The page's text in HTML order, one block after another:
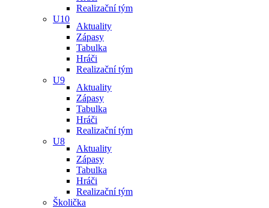
Realizační tým
U10
Aktuality
Zápasy
Tabulka
Hráči
Realizační tým
U9
Aktuality
Zápasy
Tabulka
Hráči
Realizační tým
U8
Aktuality
Zápasy
Tabulka
Hráči
Realizační tým
Školička